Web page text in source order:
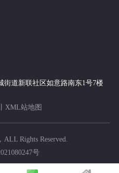
街道新联社区如意路南东1号7楼
XML站地图
Rights Reserved.
号